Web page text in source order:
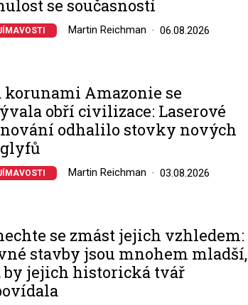
se současností
Martin Reichman 06.08.2026
korunami Amazonie se
obří civilizace: Laserové
odhalilo stovky nových
Martin Reichman 03.08.2026
se zmást jejich vzhledem:
stavby jsou mnohem mladší,
by jejich historická tvář